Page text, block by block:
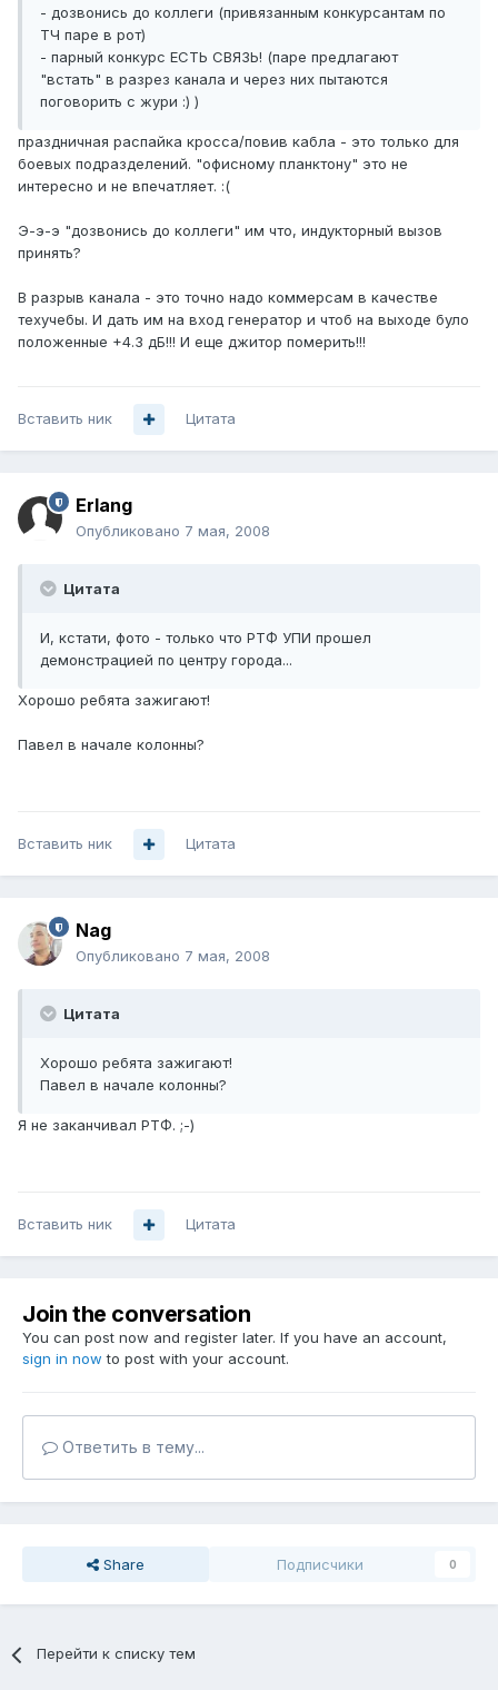
- дозвонись до коллеги (привязанным конкурсантам по
ТЧ паре в рот)
- парный конкурс ЕСТЬ СВЯЗЬ! (паре предлагают
"встать" в разрез канала и через них пытаются
поговорить с жури :) )
праздничная распайка кросса/повив кабла - это только для
боевых подразделений. "офисному планктону" это не
интересно и не впечатляет. :(
Э-э-э "дозвонись до коллеги" им что, индукторный вызов
принять?
В разрыв канала - это точно надо коммерсам в качестве
техучебы. И дать им на вход генератор и чтоб на выходе було
положенные +4.3 дБ!!! И еще джитор померить!!!
Вставить ник Цитата
Erlang
Опубликовано 7 мая, 2008
Цитата
И, кстати, фото - только что РТФ УПИ прошел
демонстрацией по центру города...
Хорошо ребята зажигают!
Павел в начале колонны?
Вставить ник Цитата
Nag
Опубликовано 7 мая, 2008
Цитата
Хорошо ребята зажигают!
Павел в начале колонны?
Я не заканчивал РТФ. ;-)
Вставить ник Цитата
Join the conversation
You can post now and register later. If you have an account,
sign in now to post with your account.
Ответить в тему...
Share Подписчики 0
Перейти к списку тем